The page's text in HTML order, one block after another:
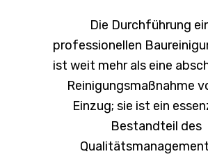
Die Durchführung
professionellen
ist weit mehr als eine
Reinigungsmaßnahme
Einzug; sie ist ein
Bestandteil des